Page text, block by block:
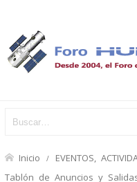
Inicio EVENTOS,
Tablón de Anuncios y